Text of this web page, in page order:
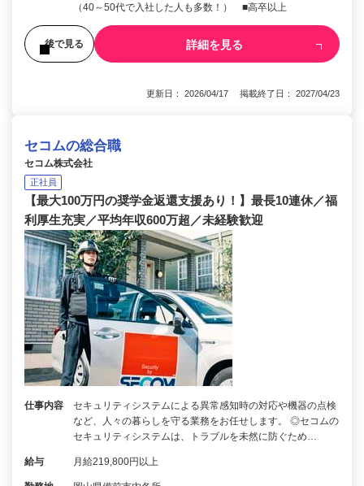
（40～50代で入社した人も多数！） ■高卒以上
後で見る 詳細を見る
更新日： 2026/04/17 掲載終了日： 2027/04/23
セコムの総合職
セコム株式会社
正社員
【最大100万円の奨学金返還支援あり！】最長10連休／福
利厚生充実／平均年収600万超／未経験歓迎
仕事内容
セキュリティシステムによる異常感知時の対応や機器の点検
など、人々の暮らしを守る業務をお任せします。 ◎セコムの
セキュリティシステムは、トラブルを未然に防ぐため…
給与 月給219,800円以上